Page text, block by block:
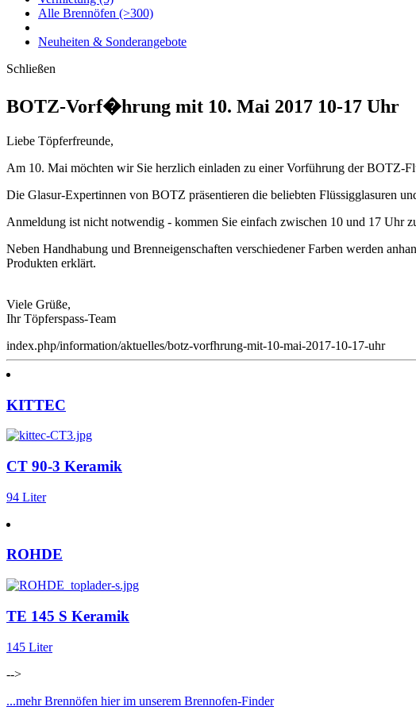
Alle Brennöfen (>300)
Neuheiten & Sonderangebote
Schließen
BOTZ-Vorf�hrung mit 10. Mai 2017 10-17 Uhr
Liebe Töpferfreunde,
Am 10. Mai möchten wir Sie herzlich einladen zu einer Vorführung der BOTZ-
Die Glasur-Expertinnen von BOTZ präsentieren die beliebten Flüssigglasuren
Anmeldung ist nicht notwendig - kommen Sie einfach zwischen 10 und 17 Uhr
Neben Handhabung und Brenneigenschaften verschiedener Farben werden
Produkten erklärt.
Viele Grüße,
Ihr Töpferspass-Team
index.php/information/aktuelles/botz-vorfhrung-mit-10-mai-2017-10-17-uhr
KITTEC
CT 90-3 Keramik
94 Liter
ROHDE
TE 145 S Keramik
145 Liter
-->
...mehr Brennöfen hier im unserem Brennofen-Finder